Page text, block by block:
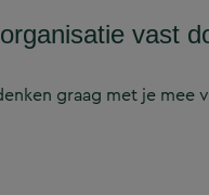
vast
graag met je